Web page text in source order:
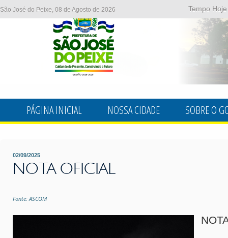
São José do Peixe, 08 de Agosto de 2026 Tempo
PÁGINA INICIAL NOSSA CIDADE SOBRE O
02/09/2025
NOTA OFICIAL
Fonte: ASCOM